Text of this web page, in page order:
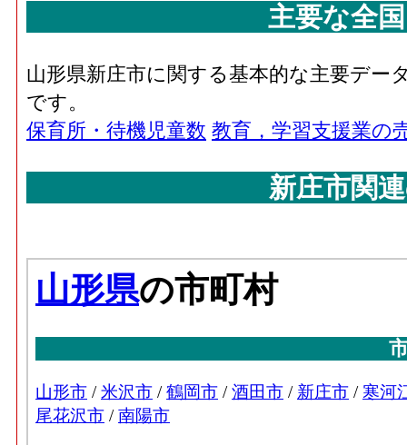
主要な全
山形県新庄市に関する基本的な主要デ
です。
保育所・待機児童数 教育，学習支援業の
新庄市関